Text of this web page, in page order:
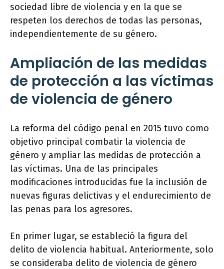
sociedad libre de violencia y en la que se
respeten los derechos de todas las personas,
independientemente de su género.
Ampliación de las medidas
de protección a las víctimas
de violencia de género
La reforma del código penal en 2015 tuvo como
objetivo principal combatir la violencia de
género y ampliar las medidas de protección a
las víctimas. Una de las principales
modificaciones introducidas fue la inclusión de
nuevas figuras delictivas y el endurecimiento de
las penas para los agresores.
En primer lugar, se estableció la figura del
delito de violencia habitual. Anteriormente, solo
se consideraba delito de violencia de género